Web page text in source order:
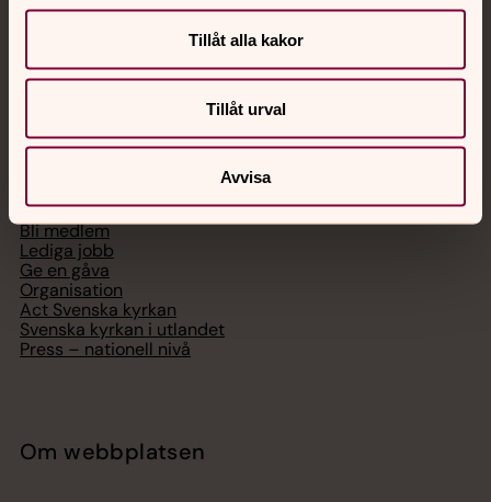
Tillåt alla kakor
Tillåt urval
Avvisa
Digitalt brev
Svenska kyrkan
Hitta församling
Bli medlem
Lediga jobb
Ge en gåva
Organisation
Act Svenska kyrkan
Svenska kyrkan i utlandet
Press – nationell nivå
Om webbplatsen